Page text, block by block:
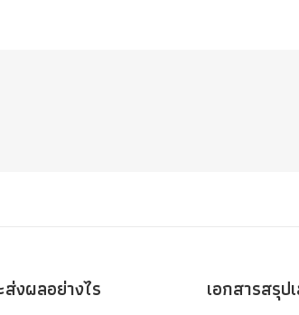
งผลอย่างไร
เอกสารสรุป